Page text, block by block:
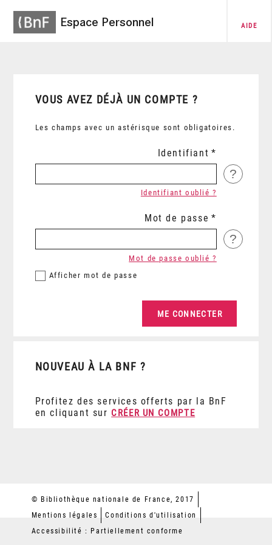
Espace Personnel AIDE
VOUS AVEZ DÉJÀ UN COMPTE ?
Les champs avec un astérisque sont obligatoires.
Identifiant
?
Identifiant oublié ?
Mot de passe
?
Afficher mot de passe
Mot de passe oublié ?
NOUVEAU À LA BNF ?
Profitez des services offerts par la BnF
en cliquant sur CRÉER UN COMPTE
© Bibliothèque nationale de France, 2017
Mentions légales
Conditions d'utilisation
Accessibilité : Partiellement conforme